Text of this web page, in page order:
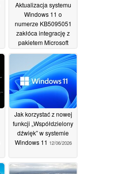
Aktualizacja systemu
Windows 11 o
numerze KB5095051
zakłóca integrację z
pakietem Microsoft
20/06/2026
Jak korzystać z nowej
funkcji „Współdzielony
dźwięk” w systemie
Windows 11 12/06/2026